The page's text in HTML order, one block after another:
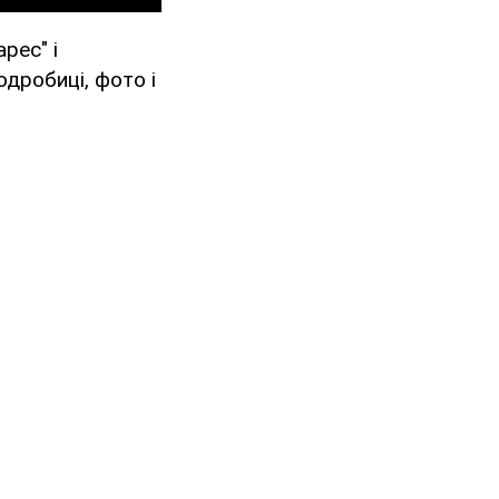
і
фото і